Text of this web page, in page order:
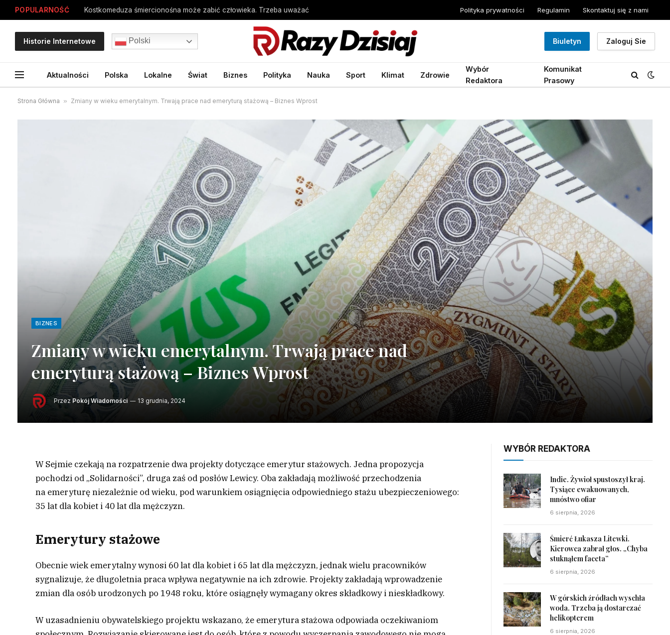
POPULARNOŚĆ Kostkomeduza śmiercionośna może zabić człowieka. Trzeba uważać Polityka prywatności Regulamin Skontaktuj się z nami
Historie Internetowe Polski Biuletyn Zaloguj Sie
Aktualności Polska Lokalne Świat Biznes Polityka Nauka Sport Klimat Zdrowie
Wybór
Redaktora
Komunikat
Prasowy
Strona Główna » Zmiany w wieku emerytalnym. Trwają prace nad emeryturą stażową – Biznes Wprost
BIZNES
Zmiany w wieku emerytalnym. Trwają prace nad
emeryturą stażową – Biznes Wprost
Przez Pokój Wiadomości 13 grudnia, 2024
W Sejmie czekają na rozpatrzenie dwa projekty dotyczące emerytur stażowych. Jedna propozycja
pochodzi od „Solidarności”, druga zaś od posłów Lewicy. Oba zakładają możliwość przechodzenia
na emeryturę niezależnie od wieku, pod warunkiem osiągnięcia odpowiedniego stażu ubezpieczeniowego:
35 lat dla kobiet i 40 lat dla mężczyzn.
Emerytury stażowe
Obecnie wiek emerytalny wynosi 60 lat dla kobiet i 65 lat dla mężczyzn, jednak wielu pracowników
sygnalizuje, że długoletnia praca wpływa negatywnie na ich zdrowie. Projekty zakładają wprowadzenie
zmian dla osób urodzonych po 1948 roku, które osiągnęły wymagany okres składkowy i nieskładkowy.
W uzasadnieniu obywatelskiego projektu wskazano, że emerytura stażowa odpowiada oczekiwaniom
WYBÓR REDAKTORA
Indie. Żywioł spustoszył kraj.
Tysiące ewakuowanych,
mnóstwo ofiar
6 sierpnia, 2026
Śmierć Łukasza Litewki.
Kierowca zabrał głos. „Chyba
stuknąłem faceta”
6 sierpnia, 2026
W górskich źródłach wyschła
woda. Trzeba ją dostarczać
helikopterem
6 sierpnia, 2026